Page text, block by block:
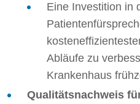
Eine Investition in
Abläufe zu
Krankenhaus
Qualitätsnachweis